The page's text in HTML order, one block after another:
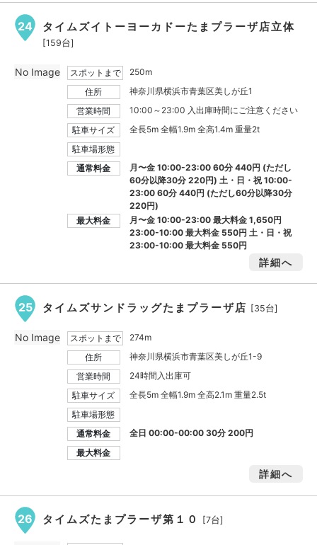
24 タイムズイトーヨーカドーたまプラーザ店立体
[159台]
スポットまで
250m
住所
神奈川県横浜市青葉区美しが丘1
営業時間
10:00～23:00 入出庫時間にご注意ください
駐車サイズ
全長5m 全幅1.9m 全高1.4m 重量2t
駐車場形態
通常料金
月〜金 10:00-23:00 60分 440円 (ただし
60分以降30分 220円) 土・日・祝 10:00-
23:00 60分 440円 (ただし60分以降30分
220円)
最大料金
月〜金 10:00-23:00 最大料金1,650円
23:00-10:00 最大料金 550円 土・日・祝
23:00-10:00 最大料金 550円
詳細へ
No Image
25 タイムズサンドラッグたまプラーザ店 [35台]
スポットまで
274m
住所
神奈川県横浜市青葉区美しが丘1-9
営業時間
24時間入出庫可
駐車サイズ
全長5m 全幅1.9m 全高2.1m 重量2.5t
駐車場形態
通常料金
全日 00:00-00:00 30分 200円
最大料金
詳細へ
No Image
26 タイムズたまプラーザ第１０ [7台]